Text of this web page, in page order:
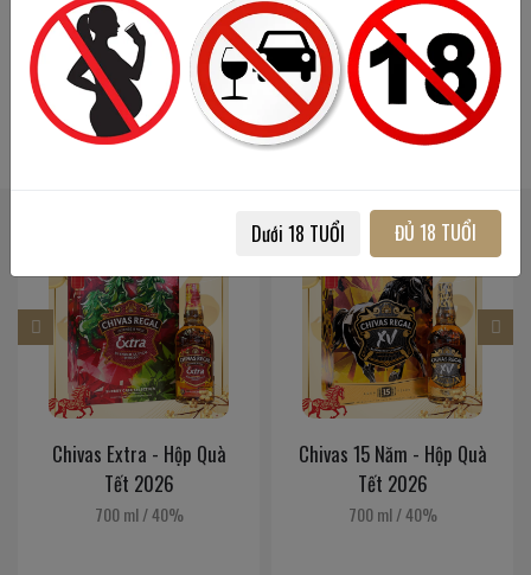
Chivas Extra - Hộp Quà
Tết 2026
700 ml/40%
2026
Chivas 15 Năm - Hộp Quà
Tết 2026
700 ml/40%
Dưới 18 TUỔI ĐỦ 18 TUỔI